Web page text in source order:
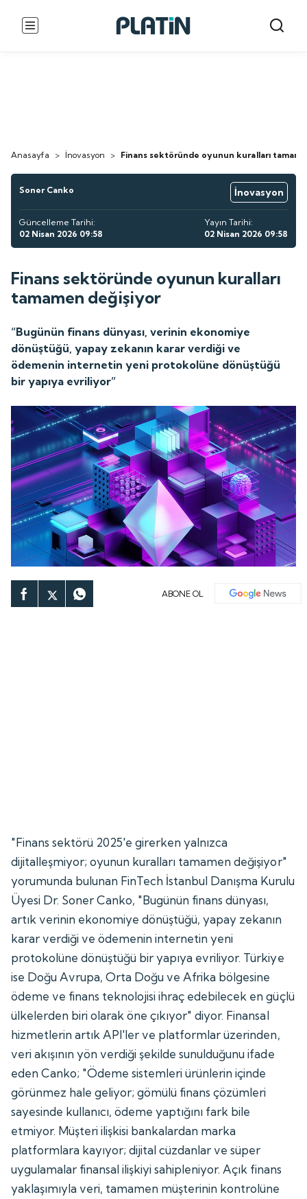
Anasayfa > İnovasyon > Finans sektöründe oyunun kuralları
Soner Canko İnovasyon
Güncelleme Tarihi:
02 Nisan 2026 09:58
Yayın Tarihi:
02 Nisan 2026 09:58
Finans sektöründe oyunun kuralları
tamamen değişiyor
“Bugünün finans dünyası, verinin ekonomiye
dönüştüğü, yapay zekanın karar verdiği ve
ödemenin internetin yeni protokolüne dönüştüğü
bir yapıya evriliyor”
ABONE OL
"Finans sektörü 2025'e girerken yalnızca
dijitalleşmiyor; oyunun kuralları tamamen değişiyor"
yorumunda bulunan FinTech İstanbul Danışma Kurulu
Üyesi Dr. Soner Canko, "Bugünün finans dünyası,
artık verinin ekonomiye dönüştüğü, yapay zekanın
karar verdiği ve ödemenin internetin yeni
protokolüne dönüştüğü bir yapıya evriliyor. Türkiye
ise Doğu Avrupa, Orta Doğu ve Afrika bölgesine
ödeme ve finans teknolojisi ihraç edebilecek en güçlü
ülkelerden biri olarak öne çıkıyor" diyor. Finansal
hizmetlerin artık API'ler ve platformlar üzerinden,
veri akışının yön verdiği şekilde sunulduğunu ifade
eden Canko; "Ödeme sistemleri ürünlerin içinde
görünmez hale geliyor; gömülü finans çözümleri
sayesinde kullanıcı, ödeme yaptığını fark bile
etmiyor. Müşteri ilişkisi bankalardan marka
platformlara kayıyor; dijital cüzdanlar ve süper
uygulamalar finansal ilişkiyi sahipleniyor. Açık finans
yaklaşımıyla veri, tamamen müşterinin kontrolüne